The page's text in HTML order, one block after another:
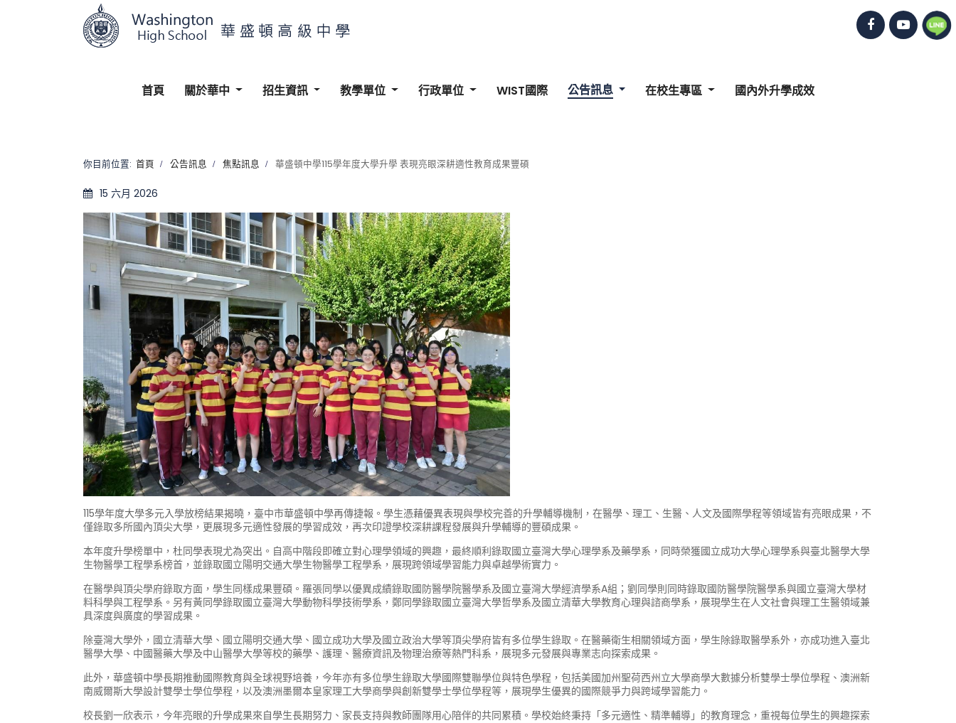
首頁 關於華中 招生資訊 教學單位 行政單位 WIST國際 公告訊息 在校生專區 國內外升學成效
你目前位置: 首頁 公告訊息 焦點訊息 華盛頓中學115學年度大學升學 表現亮眼深耕適性教育成果豐碩
15 六月 2026
115學年度大學多元入學放榜結果揭曉，臺中市華盛頓中學再傳捷報。學生憑藉優異表現與學校完善的升學輔導機制，在醫學、理工、生醫、人文及國際學程等領域皆有亮眼成果，不
僅錄取多所國內頂尖大學，更展現多元適性發展的學習成效，再次印證學校深耕課程發展與升學輔導的豐碩成果。
本年度升學榜單中，杜同學表現尤為突出。自高中階段即確立對心理學領域的興趣，最終順利錄取國立臺灣大學心理學系及藥學系，同時榮獲國立成功大學心理學系與臺北醫學大學
生物醫學工程學系榜首，並錄取國立陽明交通大學生物醫學工程學系，展現跨領域學習能力與卓越學術實力。
在醫學與頂尖學府錄取方面，學生同樣成果豐碩。羅張同學以優異成績錄取國防醫學院醫學系及國立臺灣大學經濟學系A組；劉同學則同時錄取國防醫學院醫學系與國立臺灣大學材
料科學與工程學系。另有黃同學錄取國立臺灣大學動物科學技術學系，鄭同學錄取國立臺灣大學哲學系及國立清華大學教育心理與諮商學系，展現學生在人文社會與理工生醫領域兼
具深度與廣度的學習成果。
除臺灣大學外，國立清華大學、國立陽明交通大學、國立成功大學及國立政治大學等頂尖學府皆有多位學生錄取。在醫藥衛生相關領域方面，學生除錄取醫學系外，亦成功進入臺北
醫學大學、中國醫藥大學及中山醫學大學等校的藥學、護理、醫療資訊及物理治療等熱門科系，展現多元發展與專業志向探索成果。
此外，華盛頓中學長期推動國際教育與全球視野培養，今年亦有多位學生錄取大學國際雙聯學位與特色學程，包括美國加州聖荷西州立大學商學大數據分析雙學士學位學程、澳洲新
南威爾斯大學設計雙學士學位學程，以及澳洲墨爾本皇家理工大學商學與創新雙學士學位學程等，展現學生優異的國際競爭力與跨域學習能力。
校長劉一欣表示，今年亮眼的升學成果來自學生長期努力、家長支持與教師團隊用心陪伴的共同累積。學校始終秉持「多元適性、精準輔導」的教育理念，重視每位學生的興趣探索